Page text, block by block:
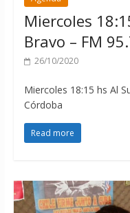
Miercoles
Bravo – FM
26/10/2020
Miercoles 18:15 hs Al
Córdoba
Read more